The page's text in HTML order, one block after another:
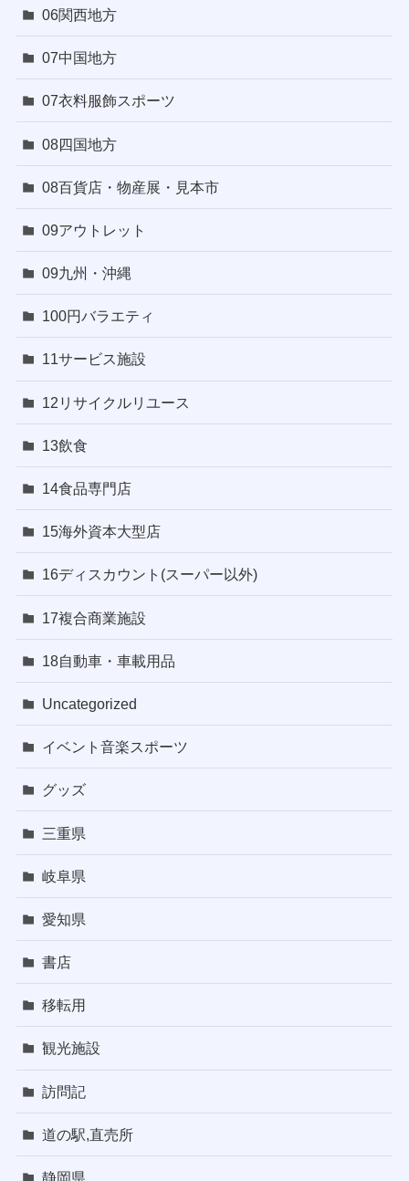
06関西地方
07中国地方
07衣料服飾スポーツ
08四国地方
08百貨店・物産展・見本市
09アウトレット
09九州・沖縄
100円バラエティ
11サービス施設
12リサイクルリユース
13飲食
14食品専門店
15海外資本大型店
16ディスカウント(スーパー以外)
17複合商業施設
18自動車・車載用品
Uncategorized
イベント音楽スポーツ
グッズ
三重県
岐阜県
愛知県
書店
移転用
観光施設
訪問記
道の駅,直売所
静岡県